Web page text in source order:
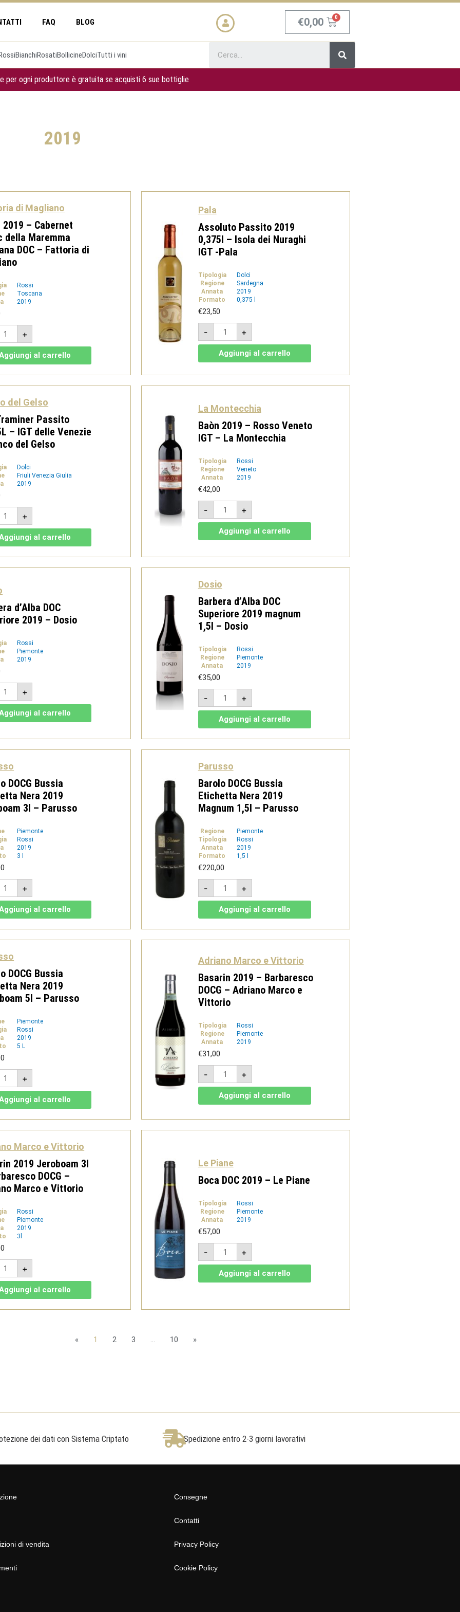
FAQ BLOG €0,00 Carrello
BianchiRosatiBollicineDolciTutti i vini
Cerca
per ogni produttore è gratuita se acquisti 6 sue bottiglie
2019
di Magliano
– Cabernet
della Maremma
DOC – Fattoria di
Rossi
Toscana
2019
+
al carrello
Pala
Assoluto Passito 2019
0,375l – Isola dei Nuraghi
IGT -Pala
Tipologia
Dolci
Regione
Sardegna
Annata
2019
Formato
0,375 l
€23,50
-
Assoluto
Passito
2019
0,375l
Isola
dei
IGT
Pala
quantità
+
Aggiungi al carrello
del Gelso
Passito
– IGT delle Venezie
del Gelso
Dolci
Friuli Venezia Giulia
2019
+
al carrello
La Montecchia
Baòn 2019 – Rosso Veneto
IGT – La Montecchia
Tipologia
Rossi
Regione
Veneto
Annata
2019
€42,00
-
Baòn
2019
-
Rosso
Veneto
IGT
La
Montecchia
+
Aggiungi al carrello
d’Alba DOC
2019 – Dosio
Rossi
Piemonte
2019
+
al carrello
Dosio
Barbera d’Alba DOC
Superiore 2019 magnum
1,5l – Dosio
Tipologia
Rossi
Regione
Piemonte
Annata
2019
€35,00
-
Barbera
d'Alba
DOC
Superiore
2019
magnum
1,5l
+
Aggiungi al carrello
DOCG Bussia
Nera 2019
3l – Parusso
Piemonte
Rossi
2019
3 l
+
al carrello
Parusso
Barolo DOCG Bussia
Etichetta Nera 2019
Magnum 1,5l – Parusso
Regione
Piemonte
Tipologia
Rossi
Annata
2019
Formato
1,5 l
€220,00
-
Barolo
DOCG
Bussia
Etichetta
Nera
2019
Magnum
quantità
+
Aggiungi al carrello
DOCG Bussia
Nera 2019
5l – Parusso
Piemonte
Rossi
2019
5 L
+
al carrello
Adriano Marco e Vittorio
Basarin 2019 – Barbaresco
DOCG – Adriano Marco e
Vittorio
Tipologia
Rossi
Regione
Piemonte
Annata
2019
€31,00
-
Basarin
2019
-
Barbaresco
DOCG
-
Marco
e
+
Aggiungi al carrello
Marco e Vittorio
2019 Jeroboam 3l
DOCG –
Marco e Vittorio
Rossi
Piemonte
2019
3l
+
al carrello
Le Piane
Boca DOC 2019 – Le Piane
Tipologia
Rossi
Regione
Piemonte
Annata
2019
€57,00
-
Boca
DOC
2019
Le
Piane
+
Aggiungi al carrello
« 1 2 3 … 10 »
dei dati con Sistema Criptato
Spedizione entro 2-3 giorni lavorativi
di vendita
Consegne
Contatti
Privacy Policy
Cookie Policy